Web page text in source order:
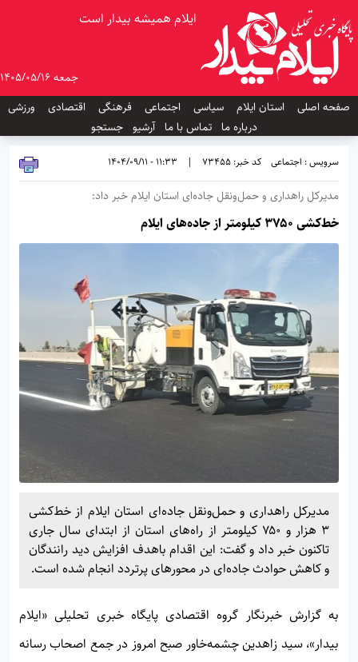
ایلام همیشه بیدار است
جمعه 1405/05/16
صفحه اصلی
استان ایلام سیاسی اجتماعی فرهنگی اقتصادی
ورزشی
درباره ما تماس با ما آرشیو جستجو
سرویس : اجتماعی کد خبر: 73455 |
11:33 - 1404/09/11
مدیرکل راهداری و حمل‌ونقل جاده‌ای استان ایلام خبر داد:
خط‌کشی ۳۷۵۰ کیلومتر از جاده‌های ایلام
مدیرکل راهداری و حمل‌ونقل جاده‌ای استان ایلام از خط‌کشی
۳ هزار و ۷۵۰ کیلومتر از راه‌های استان از ابتدای سال جاری
تاکنون خبر داد و گفت: این اقدام باهدف افزایش دید رانندگان
و کاهش حوادث جاده‌ای در محورهای پرتردد انجام شده است.
به گزارش خبرنگار گروه اقتصادی پایگاه خبری تحلیلی «ایلام
بیدار»، سید زاهدین چشمه‌خاور صبح امروز در جمع اصحاب رسانه